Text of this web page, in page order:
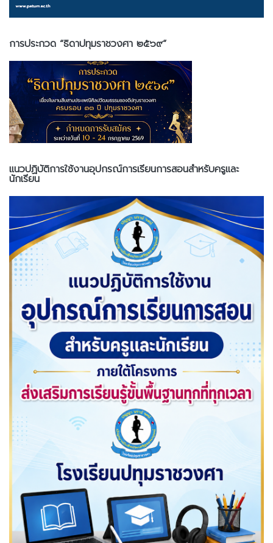
การประกวด “ธิดาปทุมราชวงศา ๒๕๖๙”
แนวปฏิบัติการใช้งานอุปกรณ์การเรียนการสอนสำหรับครูและ
นักเรียน